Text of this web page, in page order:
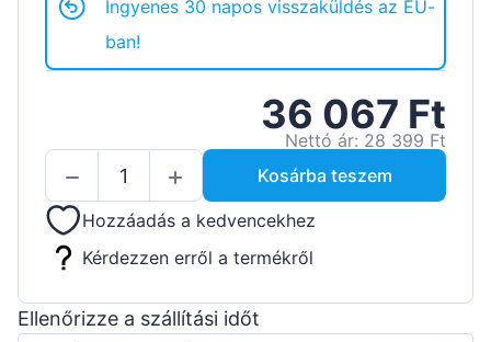
Ingyenes 30 napos visszaküldés az EU-
ban!
36 067 Ft
Nettó ár: 28 399 Ft
Kosárba teszem
Hozzáadás a kedvencekhez
Kérdezzen erről a termékről
Ellenőrizze a szállítási időt